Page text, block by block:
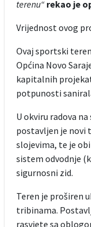
terenu“ rekao je
Vrijednost ovog
Ovaj sportski
Općina Novo
kapitalnih
potpunosti
U okviru radova
postavljen je novi
slojevima, te je
sistem odvodnje
sigurnosni zid.
Teren je proširen
tribinama.
rasvjete sa